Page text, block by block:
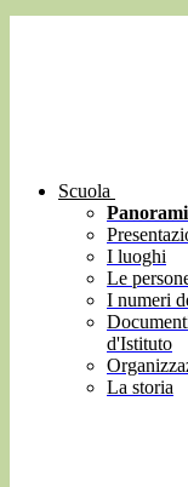
Scuola
I luoghi
Le
I numeri
d'Istituto
La storia